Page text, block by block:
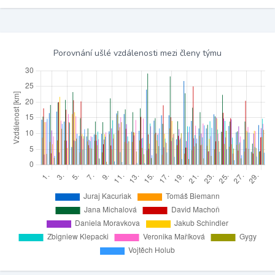
Porovnání ušlé vzdálenosti mezi členy týmu